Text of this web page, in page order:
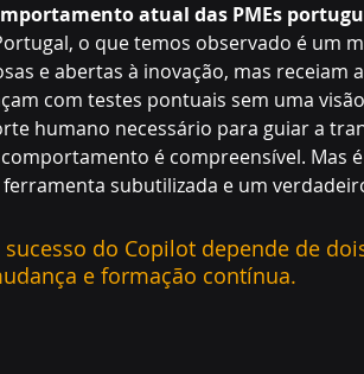
atual das PMEs
o que temos observado é um
e abertas à inovação, mas receiam
com testes pontuais sem uma
humano necessário para guiar a
comportamento é compreensível. Mas
ferramenta subutilizada e um
sucesso do Copilot depende de
e formação contínua.